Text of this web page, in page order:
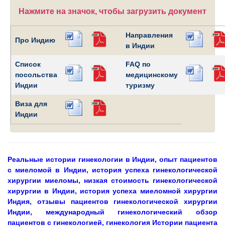
Нажмите на значок, чтобы загрузить документ
Про Индию
Направления
в Индии
Список
посольства
Индии
FAQ по
медицинскому
туризму
Виза для
Индии
Реальные истории гинекологии в Индии, опыт пациентов
с миеломой в Индии, история успеха гинекологической
хирургии миеломы, низкая стоимость гинекологической
хирургии в Индии, история успеха миеломной хирургии
Индия, отзывы пациентов гинекологической хирургии
Индии, международный гинекологический обзор
пациентов с гинекологией, гинекология Истории пациента